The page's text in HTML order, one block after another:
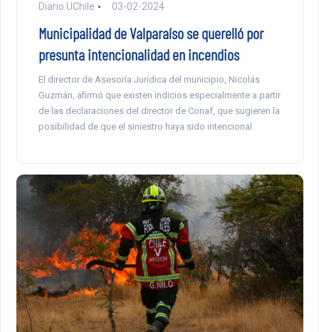
Diario UChile 03-02-2024
Municipalidad de Valparaíso se querelló por
presunta intencionalidad en incendios
El director de Asesoría Jurídica del municipio, Nicolás
Guzmán, afirmó que existen indicios especialmente a partir
de las declaraciones del director de Conaf, que sugieren la
posibilidad de que el siniestro haya sido intencional.